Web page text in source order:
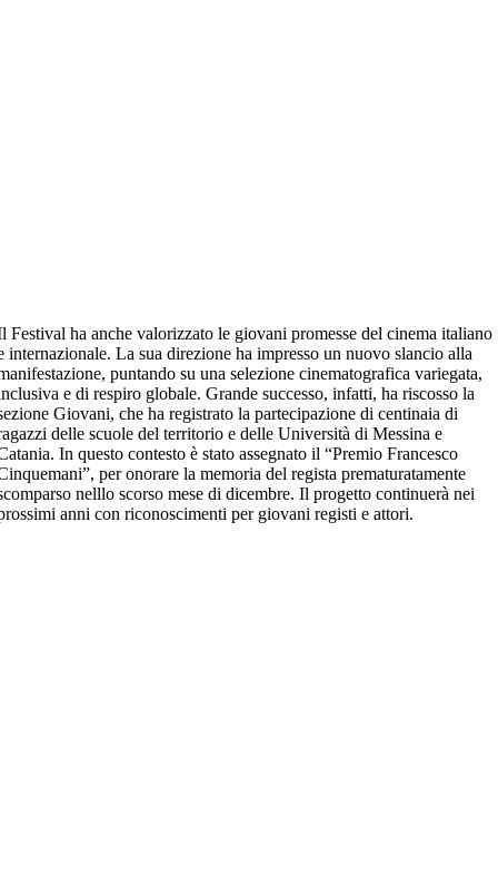
Festival ha anche valorizzato le giovani promesse del cinema italiano
internazionale. La sua direzione ha impresso un nuovo slancio alla
puntando su una selezione cinematografica variegata,
e di respiro globale. Grande successo, infatti, ha riscosso la
Giovani, che ha registrato la partecipazione di centinaia di
delle scuole del territorio e delle Università di Messina e
In questo contesto è stato assegnato il “Premio Francesco
per onorare la memoria del regista prematuratamente
nelllo scorso mese di dicembre. Il progetto continuerà nei
anni con riconoscimenti per giovani registi e attori.